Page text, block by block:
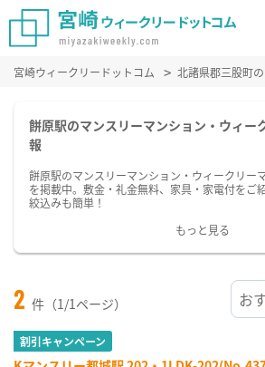
宮崎ウィークリードットコム 北諸県郡三股町
餅原駅のマンスリーマンション・ウィー
報
餅原駅のマンスリーマンション・ウィークリー
を掲載中。敷金・礼金無料、家具・家電付をご
絞込みも簡単！
もっと見る
2 件（1/1ページ）
割引キャンペーン